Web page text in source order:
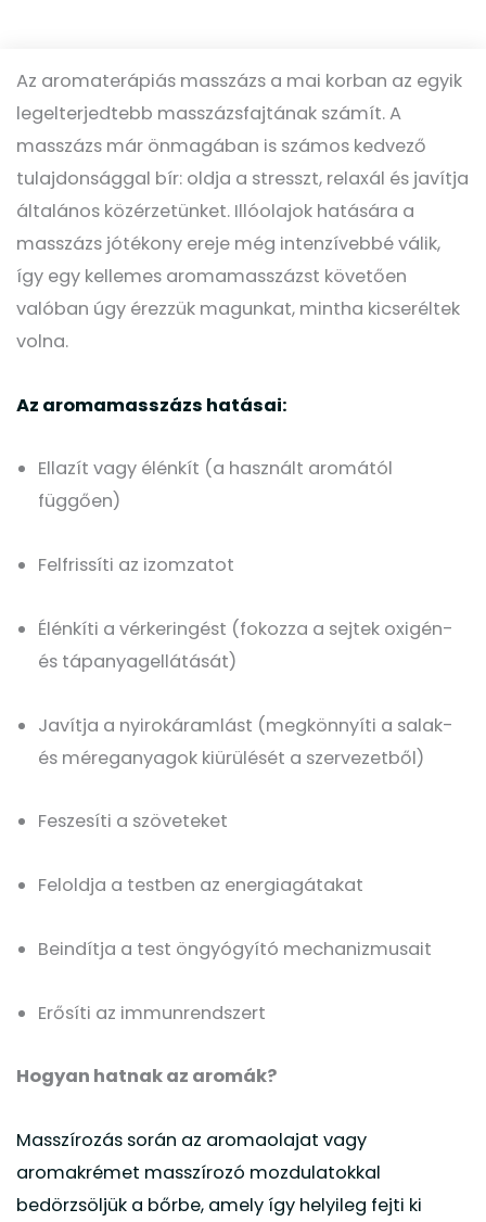
Az aromaterápiás masszázs a mai korban az egyik
legelterjedtebb masszázsfajtának számít. A
masszázs már önmagában is számos kedvező
tulajdonsággal bír: oldja a stresszt, relaxál és javítja
általános közérzetünket. Illóolajok hatására a
masszázs jótékony ereje még intenzívebbé válik,
így egy kellemes aromamasszázst követően
valóban úgy érezzük magunkat, mintha kicseréltek
volna.
Az aromamasszázs hatásai:
Ellazít vagy élénkít (a használt aromától
függően)
Felfrissíti az izomzatot
Élénkíti a vérkeringést (fokozza a sejtek oxigén-
és tápanyagellátását)
Javítja a nyirokáramlást (megkönnyíti a salak-
és méreganyagok kiürülését a szervezetből)
Feszesíti a szöveteket
Feloldja a testben az energiagátakat
Beindítja a test öngyógyító mechanizmusait
Erősíti az immunrendszert
Hogyan hatnak az aromák?
Masszírozás során az aromaolajat vagy
aromakrémet masszírozó mozdulatokkal
bedörzsöljük a bőrbe, amely így helyileg fejti ki